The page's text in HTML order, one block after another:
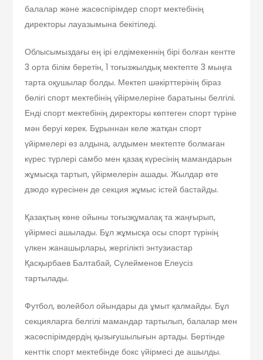
балалар және жасөспірімдер спорт мектебінің
директоры лауазымына бекітіледі.
Облысымыздағы ең ірі елдімекеннің бірі болған кентте
3 орта білім беретін, 1 тоғызжылдық мектепте 3 мыңға
тарта оқушылар болды. Мектеп шәкірттерінің біраз
бөлігі спорт мектебінің үйірмелеріне баратыны белгілі.
Енді спорт мектебінің директоры көптеген спорт түріне
мән беруі керек. Бұрыннан келе жатқан спорт
үйірмелері өз алдына, алдымен мектепте болмаған
күрес түрлері самбо мен қазақ күресінің мамандарын
жұмысқа тартып, үйірмелерін ашады. Жылдар өте
дзюдо күресінен де секция жұмыс істей бастайды.
Қазақтың көне ойыны тоғызқұмалақ та жаңғырып,
үйірмесі ашылады. Бұл жұмысқа осы спорт түрінің
үлкен жанашырлары, жергілікті энтузиастар
Қасқырбаев Балтабай, Сүлейменов Елеусіз
тартылады.
Футбол, волейбол ойындары да ұмыт қалмайды. Бұл
секцияларға белгілі мамандар тартылып, балалар мен
жасөспірімдердің қызығушылығын артады. Бертінде
кенттік спорт мектебінде бокс үйірмесі де ашылды.